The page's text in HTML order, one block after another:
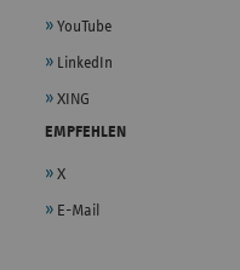
YouTube
LinkedIn
XING
EMPFEHLEN
X
E-Mail